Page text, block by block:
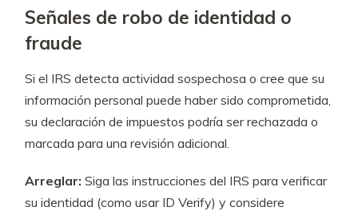
Señales de robo de identidad o
fraude
Si el IRS detecta actividad sospechosa o cree que su
información personal puede haber sido comprometida,
su declaración de impuestos podría ser rechazada o
marcada para una revisión adicional.
Arreglar: Siga las instrucciones del IRS para verificar
su identidad (como usar ID Verify) y considere